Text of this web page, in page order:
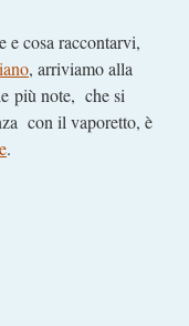
e cosa raccontarvi,
, arriviamo alla
più note, che si
con il vaporetto, è
.